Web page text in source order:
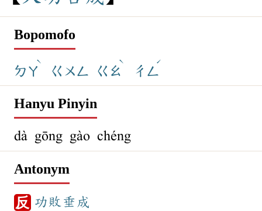
Bopomofo
ㄉㄚ
ˋ
ㄍㄨㄥ ㄍㄠ
ˋ
ㄔㄥ
ˊ
Hanyu Pinyin
dà gōng gào chéng
Antonym
反 功敗垂成